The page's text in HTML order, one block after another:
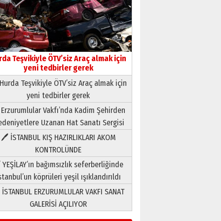
Teşvikiyle ÖTV’siz Araç almak için
yeni tedbirler gerek
Teşvikiyle ÖTV’siz Araç almak için
yeni tedbirler gerek
Vakfı’nda Kadim Şehirden
Uzanan Hat Sanatı Sergisi
🖊 İSTANBUL KIŞ HAZIRLIKLARI AKOM
KONTROLÜNDE
bağımsızlık seferberliğinde
köprüleri yeşil ışıklandırıldı
ERZURUMLULAR VAKFI SANAT
GALERİSİ AÇILIYOR
Neşat YALÇIN
Paranın Aile Kültüründeki Yeri
03 Ağustos 2026 Pazartesi
Yıldırım Gündoğdu
HAVVA’NIN ÜÇ KIZI
09 Temmuz 2026 Perşembe
Yusuf POLAT
Şampiyonluk Sebahattin
Şirin’e yazar